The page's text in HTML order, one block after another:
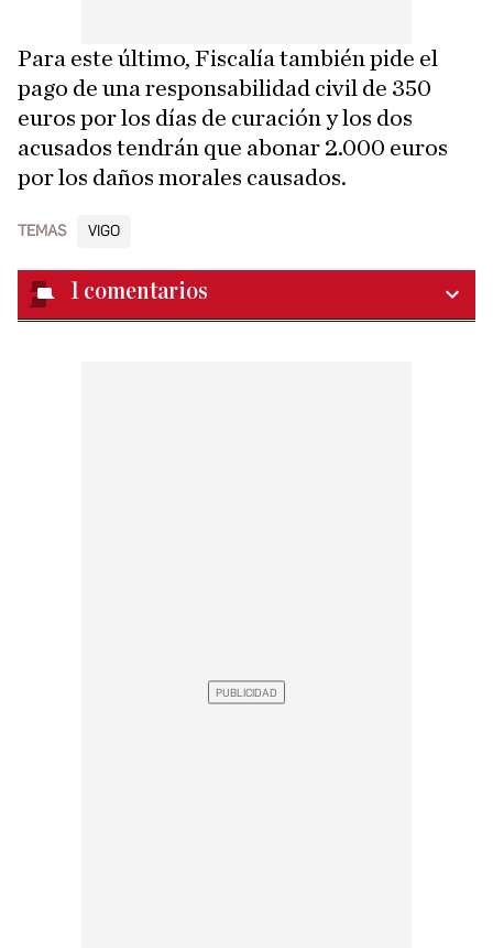
Para este último, Fiscalía también pide el
pago de una responsabilidad civil de 350
euros por los días de curación y los dos
acusados tendrán que abonar 2.000 euros
por los daños morales causados.
TEMAS VIGO
1 comentarios